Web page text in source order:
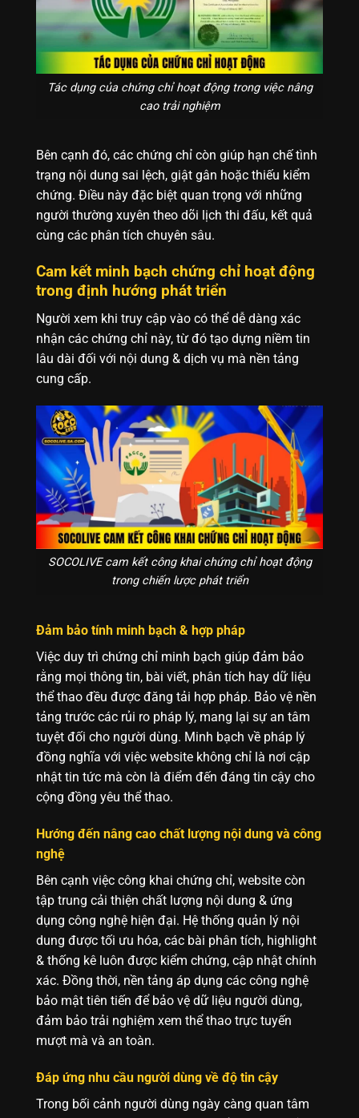
Tác dụng của chứng chỉ hoạt động trong việc nâng
cao trải nghiệm
Bên cạnh đó, các chứng chỉ còn giúp hạn chế tình
trạng nội dung sai lệch, giật gân hoặc thiếu kiểm
chứng. Điều này đặc biệt quan trọng với những
người thường xuyên theo dõi lịch thi đấu, kết quả
cùng các phân tích chuyên sâu.
Cam kết minh bạch chứng chỉ hoạt động
trong định hướng phát triển
Người xem khi truy cập vào có thể dễ dàng xác
nhận các chứng chỉ này, từ đó tạo dựng niềm tin
lâu dài đối với nội dung & dịch vụ mà nền tảng
cung cấp.
SOCOLIVE cam kết công khai chứng chỉ hoạt động
trong chiến lược phát triển
Đảm bảo tính minh bạch & hợp pháp
Việc duy trì chứng chỉ minh bạch giúp đảm bảo
rằng mọi thông tin, bài viết, phân tích hay dữ liệu
thể thao đều được đăng tải hợp pháp. Bảo vệ nền
tảng trước các rủi ro pháp lý, mang lại sự an tâm
tuyệt đối cho người dùng. Minh bạch về pháp lý
đồng nghĩa với việc website không chỉ là nơi cập
nhật tin tức mà còn là điểm đến đáng tin cậy cho
cộng đồng yêu thể thao.
Hướng đến nâng cao chất lượng nội dung và công
nghệ
Bên cạnh việc công khai chứng chỉ, website còn
tập trung cải thiện chất lượng nội dung & ứng
dụng công nghệ hiện đại. Hệ thống quản lý nội
dung được tối ưu hóa, các bài phân tích, highlight
& thống kê luôn được kiểm chứng, cập nhật chính
xác. Đồng thời, nền tảng áp dụng các công nghệ
bảo mật tiên tiến để bảo vệ dữ liệu người dùng,
đảm bảo trải nghiệm xem thể thao trực tuyến
mượt mà và an toàn.
Đáp ứng nhu cầu người dùng về độ tin cậy
Trong bối cảnh người dùng ngày càng quan tâm